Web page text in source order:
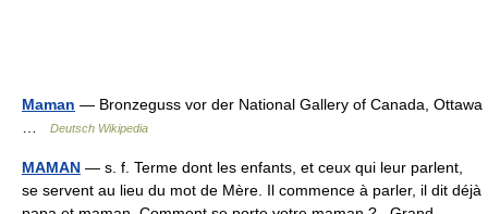
Maman — Bronzeguss vor der National Gallery of Canada, Ottawa
Deutsch Wikipedia
MAMAN — s. f. Terme dont les enfants, et ceux qui leur parlent,
se servent au lieu du mot de Mère. Il commence à parler, il dit déjà